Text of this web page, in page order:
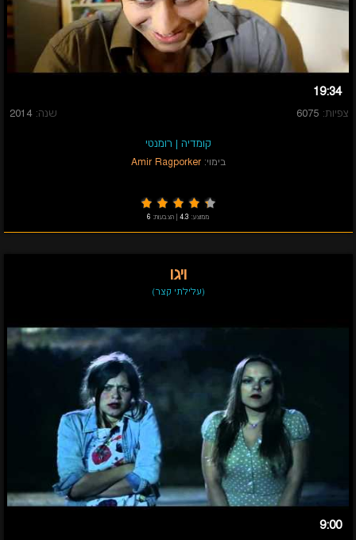
19:34
צפיות: 6075 שנה: 2014
קומדיה | רומנטי
בימוי: Amir Ragporker
ממוצע: 4.3 הצבעות: 6
ויגו
(עלילתי קצר)
9:00